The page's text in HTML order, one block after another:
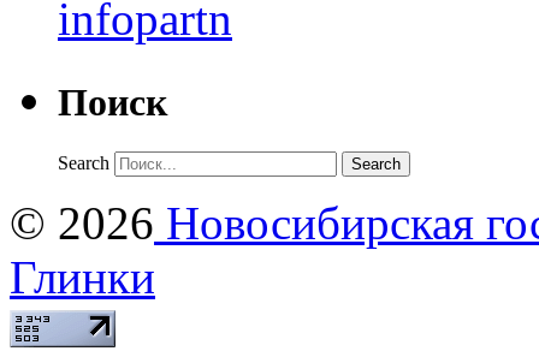
Поиск
Search
© 2026 Новосибирская
Глинки